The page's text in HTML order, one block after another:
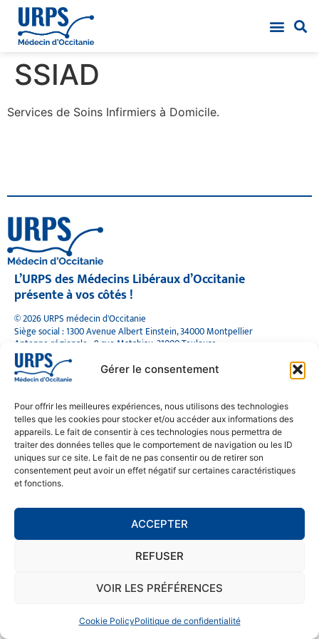
Gérer le consentement
Pour offrir les meilleures expériences, nous utilisons des technologies
telles que les cookies pour stocker et/ou accéder aux informations des
appareils. Le fait de consentir à ces technologies nous permettra de
traiter des données telles que le comportement de navigation ou les ID
uniques sur ce site. Le fait de ne pas consentir ou de retirer son
consentement peut avoir un effet négatif sur certaines caractéristiques
et fonctions.
ACCEPTER
REFUSER
VOIR LES PRÉFÉRENCES
Cookie PolicyPolitique de confidentialité
SSIAD
Services de Soins Infirmiers à Domicile.
L’URPS des Médecins Libéraux d’Occitanie
présente à vos côtés !
© 2026 URPS médecin d'Occitanie
Siège social : 1300 Avenue Albert Einstein, 34000 Montpellier
Antenne régionale : 9 rue Matabiau, 31000 Toulouse
05 61 15 80 90
Accueil : Lundi au Vendredi | 08h30 – 17h30
CONTACT
MENTIONS LÉGALES
POLITIQUE DE CONFIDENTIALITÉ
COOKIE POLICY (EU)
MONTPELLIER